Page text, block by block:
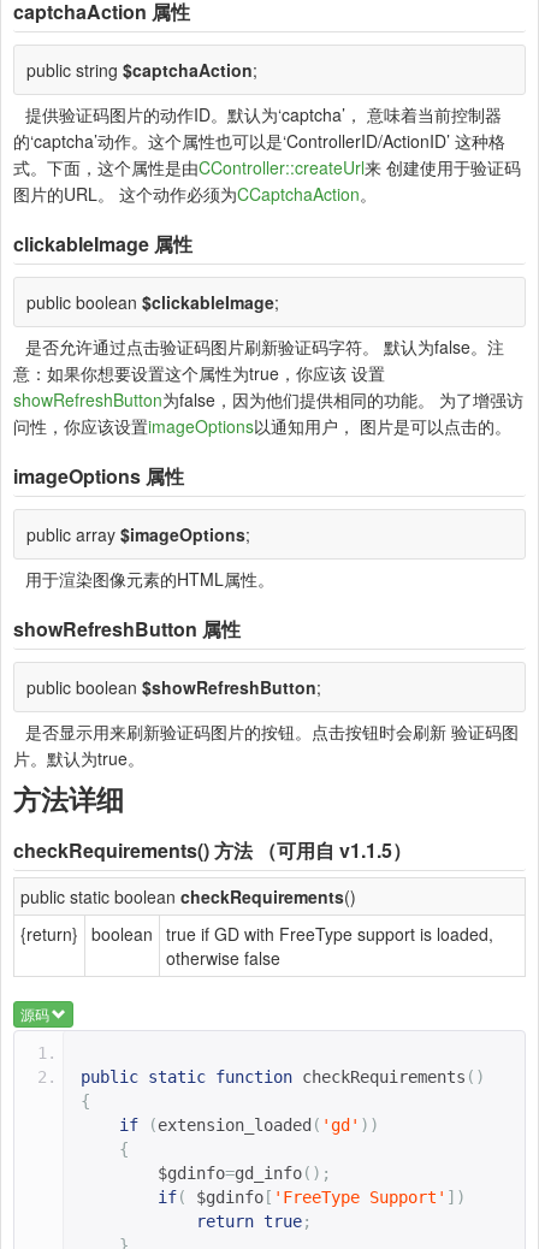
captchaAction 属性
public string $captchaAction;
提供验证码图片的动作ID。默认为‘captcha’， 意味着当前控制器
的‘captcha’动作。这个属性也可以是‘ControllerID/ActionID’ 这种格
式。下面，这个属性是由CController::createUrl来 创建使用于验证码
图片的URL。 这个动作必须为CCaptchaAction。
clickableImage 属性
public boolean $clickableImage;
是否允许通过点击验证码图片刷新验证码字符。 默认为false。注
意：如果你想要设置这个属性为true，你应该 设置
showRefreshButton为false，因为他们提供相同的功能。 为了增强访
问性，你应该设置imageOptions以通知用户， 图片是可以点击的。
imageOptions 属性
public array $imageOptions;
用于渲染图像元素的HTML属性。
showRefreshButton 属性
public boolean $showRefreshButton;
是否显示用来刷新验证码图片的按钮。点击按钮时会刷新 验证码图
片。默认为true。
方法详细
checkRequirements()方法 （可用自 v1.1.5）
public static boolean checkRequirements()
{return} boolean true if GD with FreeType support is loaded,
otherwise false
源码
public static function checkRequirements ()
{
if
(extension_loaded ( 'gd' ))
{
$gdinfo=gd_info();
if( $gdinfo [ 'FreeType Support' ])
return true;